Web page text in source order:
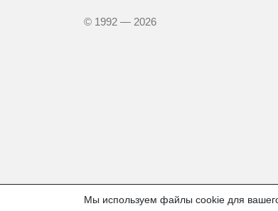
© 1992 — 2026
Мы используем файлы cookie для вашего